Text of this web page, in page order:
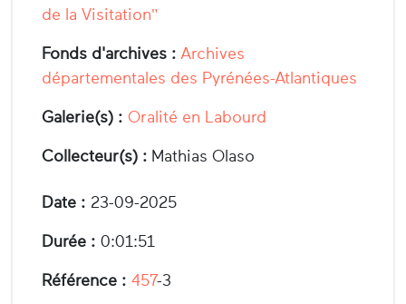
de la Visitation"
Fonds d'archives : Archives
départementales des Pyrénées-Atlantiques
Galerie(s) : Oralité en Labourd
Collecteur(s) : Mathias Olaso
Date : 23-09-2025
Durée : 0:01:51
Référence : 457-3